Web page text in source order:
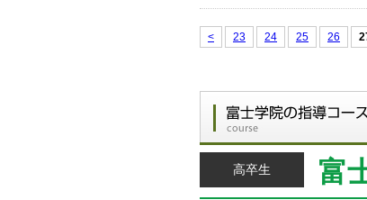
< 23 24 25 26
高卒生 富